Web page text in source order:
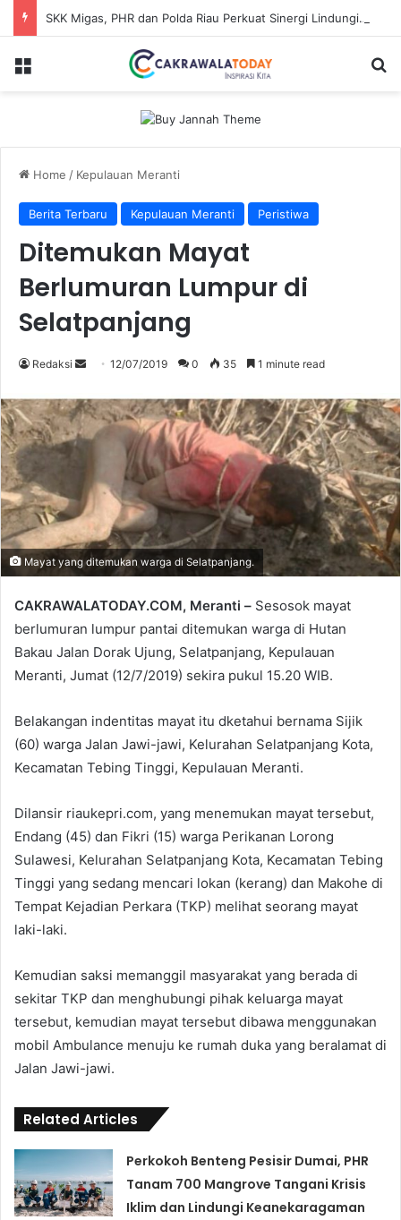
SKK Migas, PHR dan Polda Riau Perkuat Sinergi Lindungi Aset Negara demi Menjaga Ketahanan Energi Nasional
Menu
Home / Kepulauan Meranti
Berita Terbaru Kepulauan Meranti Peristiwa
Ditemukan Mayat
Berlumuran Lumpur di
Selatpanjang
Redaksi
Send
email
12/07/2019 0 35 1 minute read
Mayat yang ditemukan warga di Selatpanjang.
CAKRAWALATODAY.COM, Meranti – Sesosok mayat
berlumuran lumpur pantai ditemukan warga di Hutan
Bakau Jalan Dorak Ujung, Selatpanjang, Kepulauan
Meranti, Jumat (12/7/2019) sekira pukul 15.20 WIB.
Belakangan indentitas mayat itu dketahui bernama Sijik
(60) warga Jalan Jawi-jawi, Kelurahan Selatpanjang Kota,
Kecamatan Tebing Tinggi, Kepulauan Meranti.
Dilansir riaukepri.com, yang menemukan mayat tersebut,
Endang (45) dan Fikri (15) warga Perikanan Lorong
Sulawesi, Kelurahan Selatpanjang Kota, Kecamatan Tebing
Tinggi yang sedang mencari lokan (kerang) dan Makohe di
Tempat Kejadian Perkara (TKP) melihat seorang mayat
laki-laki.
Kemudian saksi memanggil masyarakat yang berada di
sekitar TKP dan menghubungi pihak keluarga mayat
tersebut, kemudian mayat tersebut dibawa menggunakan
mobil Ambulance menuju ke rumah duka yang beralamat di
Jalan Jawi-jawi.
Related Articles
Perkokoh Benteng Pesisir Dumai, PHR
Tanam 700 Mangrove Tangani Krisis
Iklim dan Lindungi Keanekaragaman